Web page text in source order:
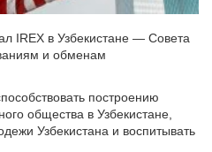
IREX в Узбекистане — Совета
и обменам
построению
общества в Узбекистане,
Узбекистана и воспитывать